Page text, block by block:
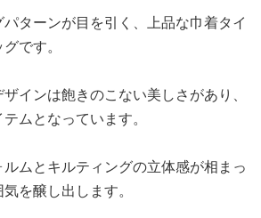
ターンが目を引く、上品な巾着タイ
です。
インは飽きのこない美しさがあり、
ムとなっています。
ムとキルティングの立体感が相まっ
を醸し出します。